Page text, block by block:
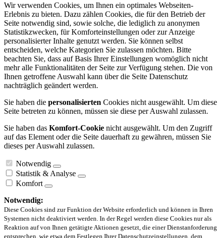
Wir verwenden Cookies, um Ihnen ein optimales Webseiten-
Erlebnis zu bieten. Dazu zählen Cookies, die für den Betrieb der
Seite notwendig sind, sowie solche, die lediglich zu anonymen
Statistikzwecken, für Komforteinstellungen oder zur Anzeige
personalisierter Inhalte genutzt werden. Sie können selbst
entscheiden, welche Kategorien Sie zulassen möchten. Bitte
beachten Sie, dass auf Basis Ihrer Einstellungen womöglich nicht
mehr alle Funktionalitäten der Seite zur Verfügung stehen. Die von
Ihnen getroffene Auswahl kann über die Seite Datenschutz
nachträglich geändert werden.
Sie haben die personalisierten Cookies nicht ausgewählt. Um diese
Seite betreten zu können, müssen sie diese per Auswahl zulassen.
Sie haben das Komfort-Cookie nicht ausgewählt. Um den Zugriff
auf das Element oder die Seite dauerhaft zu gewähren, müssen Sie
dieses per Auswahl zulassen.
Notwendig
Statistik & Analyse
Komfort
Notwendig:
Diese Cookies sind zur Funktion der Website erforderlich und können in Ihren
Systemen nicht deaktiviert werden. In der Regel werden diese Cookies nur als
Reaktion auf von Ihnen getätigte Aktionen gesetzt, die einer Dienstanforderung
entsprechen, wie etwa dem Festlegen Ihrer Datenschutzeinstellungen, dem